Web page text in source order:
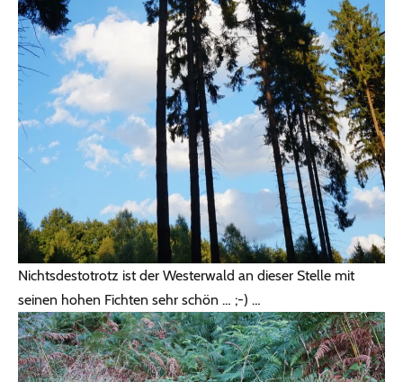
Nichtsdestotrotz ist der Westerwald an dieser Stelle mit
seinen hohen Fichten sehr schön … ;-) …